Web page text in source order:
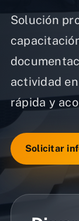
Solución
actividad
rápida y
Solicitar